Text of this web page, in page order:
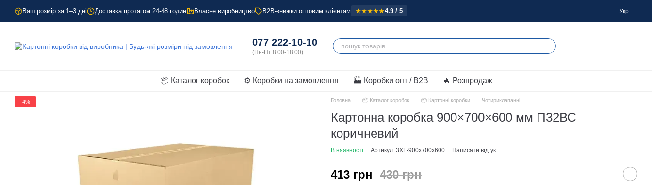
Перейти до основного контенту
Ваш розмір за 1–3 дні Доставка протягом 24-48 годин Власне виробництво B2B-знижки оптовим клієнтам ★★★★★4.9 / 5 Укр
077 222-10-10
📦 Каталог коробок ⚙️ Коробки на замовлення 🏭 Коробки опт / B2B 🔥 Розпродаж
−4% Головна 📦 Каталог коробок 📦 Картонні коробки Чотириклапанні
Картонна коробка 900×700×600 мм П32ВС
коричневий
В наявності Артикул: 3XL-900x700x600 Написати відгук
413 грн 430 грн